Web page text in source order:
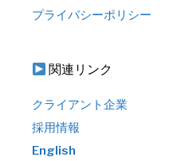
プライバシーポリシー
関連リンク
クライアント企業
採用情報
English